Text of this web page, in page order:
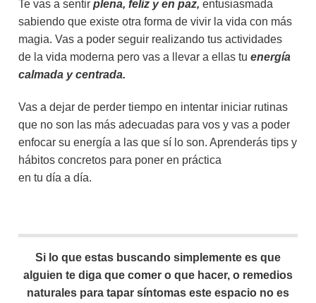
Te vas a sentir plena, feliz y en paz, entusiasmada
sabiendo que existe otra forma de vivir la vida con más
magia. Vas a poder seguir realizando tus actividades
de la vida moderna pero vas a llevar a ellas tuenergía
calmada y centrada.
Vas a dejar de perder tiempo en intentar iniciar rutinas
que no son las más adecuadas para vos y vas a poder
enfocar su energía a las que sí lo son. Aprenderás tips y
hábitos concretos para poner en práctica
en tu día a día.
Si lo que estas buscando simplemente es que
alguien te diga que comer o que hacer, o remedios
naturales para tapar síntomas este espacio no es